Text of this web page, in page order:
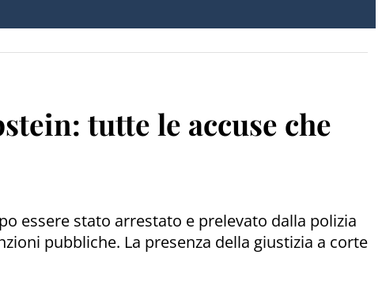
tutte le accuse che
essere stato arrestato e prelevato dalla polizia
pubbliche. La presenza della giustizia a corte